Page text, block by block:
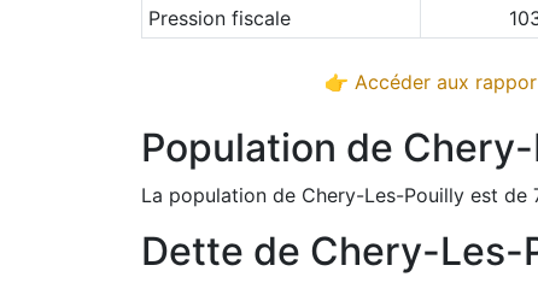
Pression fiscale
👉 Accéder aux
Population de
La population de Chery-Les-Pouilly est de
Dette de Chery-Les-